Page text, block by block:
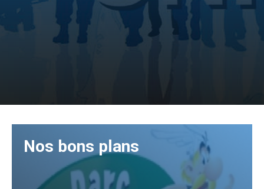
Nos bons plans